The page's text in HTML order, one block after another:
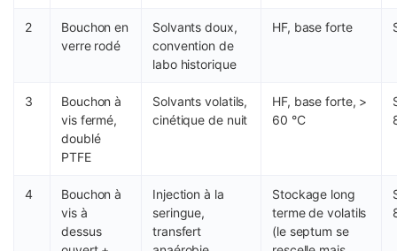
2
Bouchon en
verre rodé
Solvants doux,
convention de
labo historique
HF, base forte
3
Bouchon à
vis fermé,
doublé
PTFE
Solvants volatils,
cinétique de nuit
HF, base forte, >
60 °C
4
Bouchon à
vis à
dessus
Injection à la
seringue,
transfert
Stockage long
terme de volatils
(le septum se